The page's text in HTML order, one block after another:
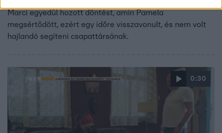
Marci egyedül hozott döntést, amin Pamela
megsértődött, ezért egy időre visszavonult, és nem volt
hajlandó segíteni csapattársának.
0:30